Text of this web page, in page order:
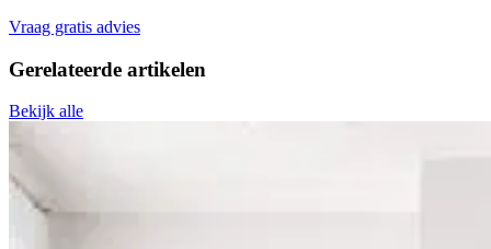
Vraag gratis advies
Gerelateerde artikelen
Bekijk alle